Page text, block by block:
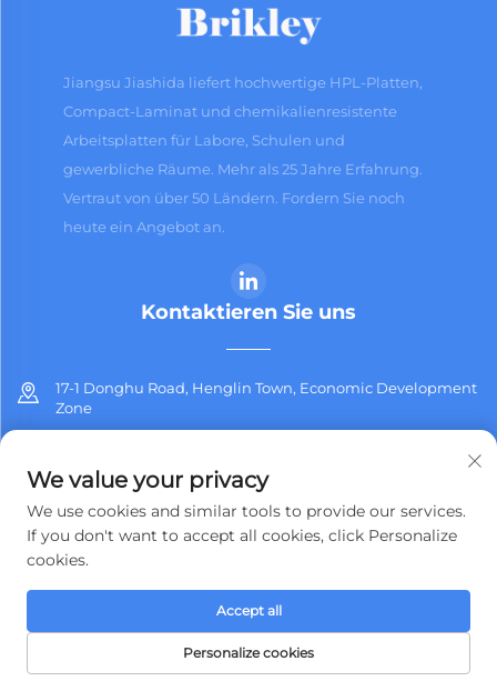
Jiangsu Jiashida liefert hochwertige HPL-Platten,
Compact-Laminat und chemikalienresistente
Arbeitsplatten für Labore, Schulen und
gewerbliche Räume. Mehr als 25 Jahre Erfahrung.
Vertraut von über 50 Ländern. Fordern Sie noch
heute ein Angebot an.
Kontaktieren Sie uns
17-1 Donghu Road, Henglin Town, Economic Development
Zone
[email protected]
Copyright © 2025 Jiangsu Jiashida Decorative Materials Co.,Ltd. Alle
Rechte vorbehalten. Datenschutzrichtlinie
We value your privacy
We use cookies and similar tools to provide our services.
If you don't want to accept all cookies, click Personalize
cookies.
Personalize cookies
Accept all